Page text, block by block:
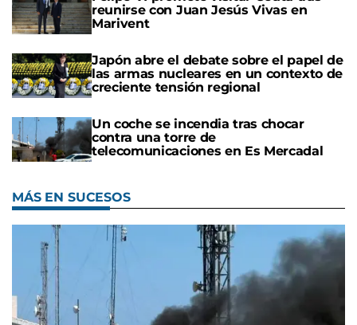
reunirse con Juan Jesús Vivas en
Marivent
Japón abre el debate sobre el papel de
las armas nucleares en un contexto de
creciente tensión regional
Un coche se incendia tras chocar
contra una torre de
telecomunicaciones en Es Mercadal
MÁS EN SUCESOS